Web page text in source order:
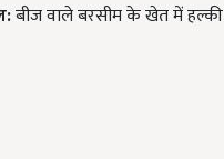
बीज वाले बरसीम के खेत में हल्की